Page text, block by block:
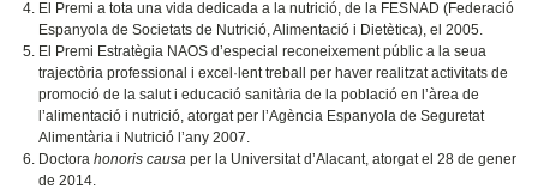
El Premi a tota una vida dedicada a la nutrició, de la FESNAD (Federació
Espanyola de Societats de Nutrició, Alimentació i Dietètica), el 2005.
El Premi Estratègia NAOS d’especial reconeixement públic a la seua
trajectòria professional i excel·lent treball per haver realitzat activitats de
promoció de la salut i educació sanitària de la població en l’àrea de
l’alimentació i nutrició, atorgat per l’Agència Espanyola de Seguretat
Alimentària i Nutrició l’any 2007.
Doctorahonoris causa per la Universitat d’Alacant, atorgat el 28 de gener
de 2014.